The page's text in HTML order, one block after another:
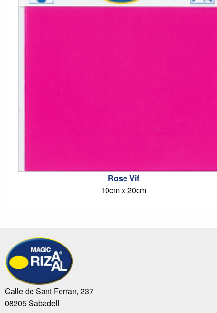
Rose Vif
10cm x 20cm
Calle de Sant Ferran, 237
08205 Sabadell